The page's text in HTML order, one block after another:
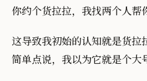
你约个货拉拉，我找两个人帮
这导致我初始的认知就是货拉
简单点说，我以为它就是个大